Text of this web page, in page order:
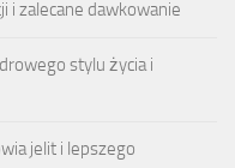
i zalecane dawkowanie
stylu życia i
jelit i lepszego